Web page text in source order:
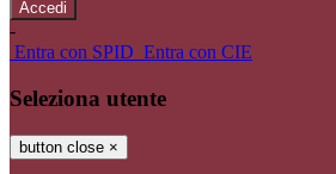
-
Entra con SPID Entra con CIE
Seleziona utente
button close ×